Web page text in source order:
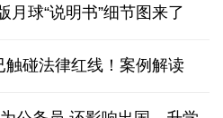
月球“说明书”细节图来了
触碰法律红线！案例解读